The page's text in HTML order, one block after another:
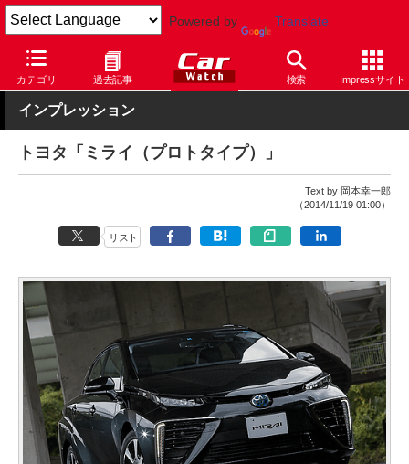
Powered by Translate
カテゴリ 過去記事 検索 Impressサイト
Car Watch 自動車 トヨタ MIRAI
インプレッション
トヨタ「ミライ（プロトタイプ）」
Text by 岡本幸一郎
（2014/11/19 01:00）
リスト